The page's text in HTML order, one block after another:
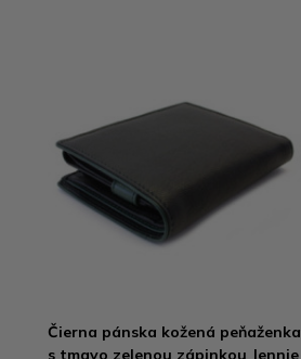
Čierna pánska kožená peňaženka
s tmavo zelenou zápinkou Jennie